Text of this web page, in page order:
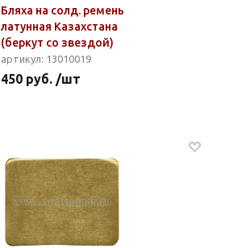
Бляха на солд. ремень
латунная Казахстана
(беркут со звездой)
артикул: 13010019
450 руб. /шт